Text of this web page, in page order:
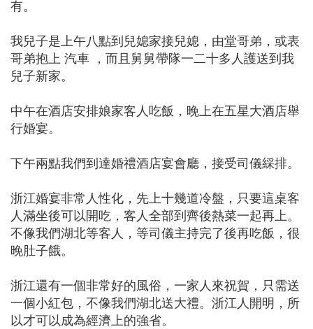
有。
我兒子是上午八點到兒媳家接兒媳，由堂哥弟，或表
哥弟抱上 汽車 ，而且舅舅帶隊一二十多人護送到我
兒子新家。
中午在酒店安排娘家客人吃飯，晚上在五星大酒店舉
行婚宴。
下午兩點我們到達婚禮酒店宴會廳，接受司儀綵排。
浙江婚宴非常人性化，先上十幾道冷盤，只要這桌客
人滿坐後可以開吃，客人全部到齊後熱菜一起再上。
不像我們湖北等客人，等司儀主持完了後再吃飯，很
晚肚子餓。
浙江還有一個非常好的風俗，一家人來祝賀，只需送
一個小紅包，不像我們湖北送大禮。浙江人開明，所
以才可以成為經濟上的強省。